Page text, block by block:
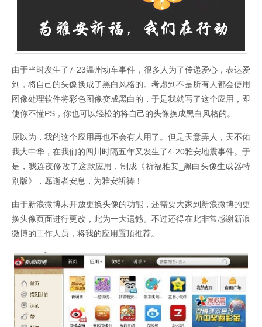
由于当时发生了7·23温州动车事件，很多人为了传递爱心，表达爱
到，将自己的头像换成了黑白风格的。考虑到不是所有人都会使用
图像处理软件将彩色图像变成黑白的，于是我就写了这个应用，即
使你不懂PS，你也可以轻松的将自己的头像换成黑白风格的。
原以为，我的这个应用再也不会有人用了。但是天意弄人，天不佑
我大中华，在我们的四川时隔五年又发生了4·20雅安地震事件。于
是，我连夜修改了这款应用，制成《祈福雅安_黑白头像生成器特
别版》，愿逝者安息，为雅安祈祷！
由于新浪微博未开放更换头像的功能，还需要大家到新浪微博的更
换头像页面进行更改，此为一大遗憾。不过还得在此非常感谢新浪
微博的工作人员，将我的应用置顶推荐。